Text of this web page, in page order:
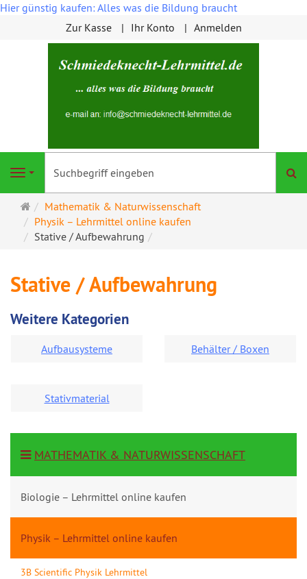
Hier günstig kaufen: Alles was die Bildung braucht
Zur Kasse
Ihr Konto Anmelden
Navigation
Startseite
Mathematik & Naturwissenschaft
Physik – Lehrmittel online kaufen
Stative / Aufbewahrung
Stative / Aufbewahrung
Weitere Kategorien
Aufbausysteme Behälter / Boxen
Stativmaterial
MATHEMATIK & NATURWISSENSCHAFT
Biologie – Lehrmittel online kaufen
Physik – Lehrmittel online kaufen
3B Scientific Physik Lehrmittel